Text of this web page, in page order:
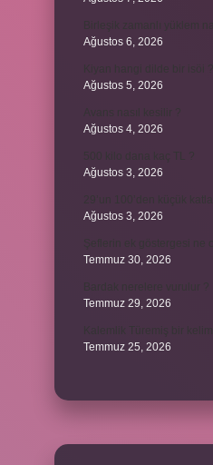
Ağustos 6, 2026
Ağustos 5, 2026
Ağustos 4, 2026
Ağustos 3, 2026
Ağustos 3, 2026
Temmuz 30, 2026
Temmuz 29, 2026
Temmuz 25, 2026